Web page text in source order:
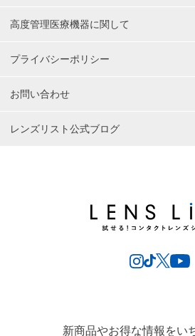
高度管理医療機器に関して
プライバシーポリシー
お問い合わせ
レンズリスト公式ブログ
新商品やお得な情報をい